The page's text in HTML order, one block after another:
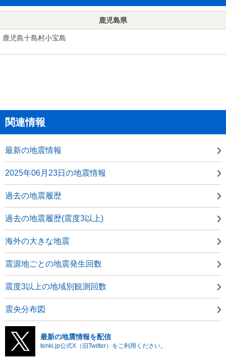
鹿児島県
鹿児島十島村小宝島
関連情報
最新の地震情報
2025年06月23日の地震情報
過去の地震履歴
過去の地震履歴(震度3以上)
海外の大きな地震
震源地ごとの地震発生回数
震度3以上の地域別観測回数
震央分布図
最新の地震情報を配信
tenki.jp公式X（旧Twitter）をご利用ください。